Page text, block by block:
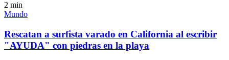
2 min
Mundo
Rescatan a surfista varado en California al escribir
"AYUDA" con piedras en la playa